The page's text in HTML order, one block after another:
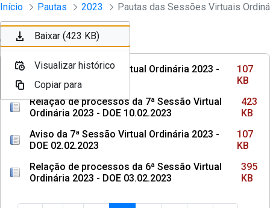
Pular para o Conteúdo principal
Sessões e Reuniões - Documentos
Início Pautas 2023
Ordenar Filtro
Aviso da 8ª Sessão Virtual Ordinária 2023 -
DOE 09.02.2023
107
KB
Relação de processos da 7ª Sessão Virtual
Ordinária 2023 - DOE 10.02.2023
423
KB
Aviso da 7ª Sessão Virtual Ordinária 2023 -
DOE 02.02.2023
107
KB
Relação de processos da 6ª Sessão Virtual
Ordinária 2023 - DOE 03.02.2023
395
KB
Baixar (107 KB)
Visualizar histórico
Copiar para
Baixar (423 KB)
Visualizar histórico
Copiar para